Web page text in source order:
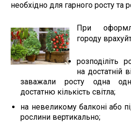
необхідно для гарного росту та
При
городу
розподіліть
на достатній
заважали росту одна
достатню кількість світла;
на невеликому балконі або
рослини вертикально;